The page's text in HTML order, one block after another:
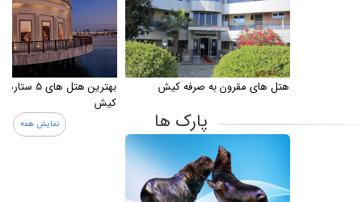
هتل های مقرون به صرفه کیش
بهترین هتل
کیش
پارک ها نمایش همه